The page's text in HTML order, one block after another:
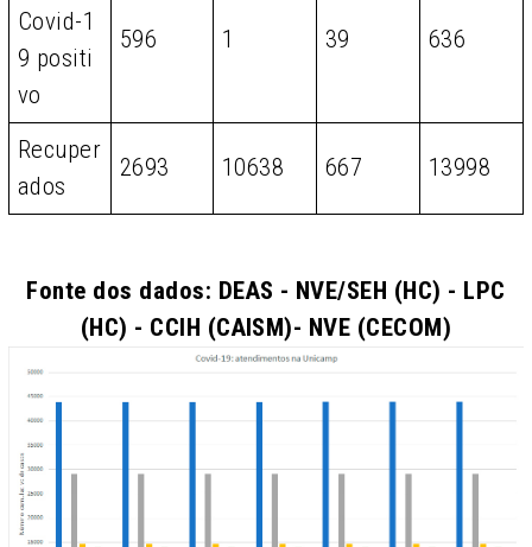
Covid-1
9 positi
vo
596 1 39 636
Recuper
ados
2693 10638 667 13998
Fonte dos dados: DEAS - NVE/SEH (HC) - LPC
(HC) - CCIH (CAISM)- NVE (CECOM)